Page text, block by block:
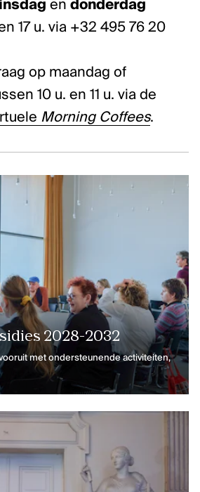
en donderdag
17 u. via +32 495 76 20
op maandag of
10 u. en 11 u. via de
Morning Coffees.
2028-2032
met ondersteunende activiteiten,